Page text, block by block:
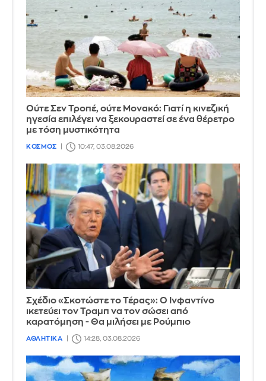
Ούτε Σεν Τροπέ, ούτε Μονακό: Γιατί η κινεζική
ηγεσία επιλέγει να ξεκουραστεί σε ένα θέρετρο
με τόση μυστικότητα
ΚΟΣΜΟΣ 10:47, 03.08.2026
Σχέδιο «Σκοτώστε το Τέρας»: Ο Ινφαντίνο
ικετεύει τον Τραμπ να τον σώσει από
καρατόμηση - Θα μιλήσει με Ρούμπιο
ΑΘΛΗΤΙΚΑ 14:28, 03.08.2026